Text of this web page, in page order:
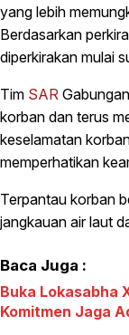
yang lebih
Berdasarkan
diperkirakan mulai
Tim SAR
korban dan terus
keselamatan
memperhatikan
Terpantau korban
jangkauan air laut
Baca Juga :
Buka Lokasabha
Komitmen Jaga